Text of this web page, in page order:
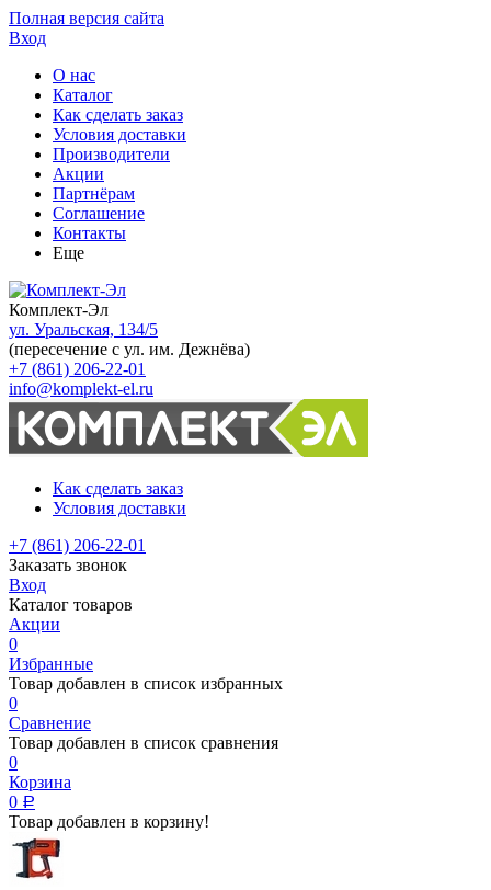
Полная версия сайта
Вход
О нас
Каталог
Как сделать заказ
Условия доставки
Производители
Акции
Партнёрам
Соглашение
Контакты
Еще
Комплект-Эл
ул. Уральская, 134/5
(пересечение с ул. им. Дежнёва)
+7 (861) 206-22-01
info@komplekt-el.ru
Как сделать заказ
Условия доставки
+7 (861) 206-22-01
Заказать звонок
Вход
Каталог товаров
Акции
0
Избранные
Товар добавлен в список избранных
0
Сравнение
Товар добавлен в список сравнения
0
Корзина
0 Р
Товар добавлен в корзину!